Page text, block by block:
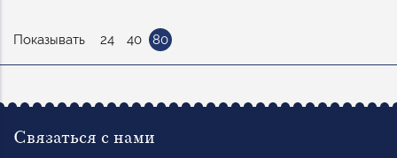
Показывать 24 40 80
Связаться с нами